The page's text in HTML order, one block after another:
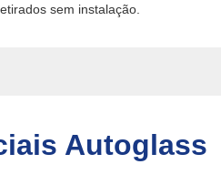
sem instalação.
Autoglass